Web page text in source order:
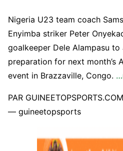
Nigeria U23 team coach
Enyimba striker Peter
goalkeeper Dele Alampasu
preparation for next month’s
event in Brazzaville, Congo.
PAR GUINEETOPSPORTS.COM
— guineetopsports